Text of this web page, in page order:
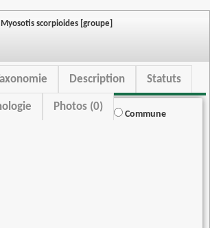
Myosotis scorpioides [groupe]
Description Statuts
Photos (0)
Commune